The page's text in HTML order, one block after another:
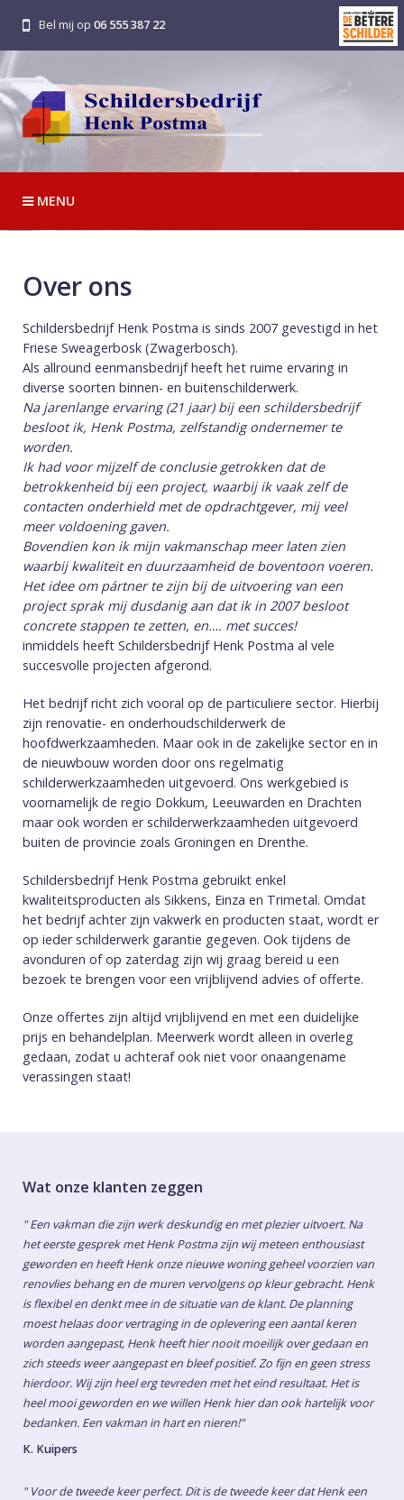
Bel mij op 06 555 387 22
MENU
Over ons
Schildersbedrijf Henk Postma is sinds 2007 gevestigd in het
Friese Sweagerbosk (Zwagerbosch).
Als allround eenmansbedrijf heeft het ruime ervaring in
diverse soorten binnen- en buitenschilderwerk.
Na jarenlange ervaring (21 jaar) bij een schildersbedrijf
besloot ik, Henk Postma, zelfstandig ondernemer te
worden.
Ik had voor mijzelf de conclusie getrokken dat de
betrokkenheid bij een project, waarbij ik vaak zelf de
contacten onderhield met de opdrachtgever, mij veel
meer voldoening gaven.
Bovendien kon ik mijn vakmanschap meer laten zien
waarbij kwaliteit en duurzaamheid de boventoon voeren.
Het idee om pártner te zijn bij de uitvoering van een
project sprak mij dusdanig aan dat ik in 2007 besloot
concrete stappen te zetten, en…. met succes!
inmiddels heeft Schildersbedrijf Henk Postma al vele
succesvolle projecten afgerond.
Het bedrijf richt zich vooral op de particuliere sector. Hierbij
zijn renovatie- en onderhoudschilderwerk de
hoofdwerkzaamheden. Maar ook in de zakelijke sector en in
de nieuwbouw worden door ons regelmatig
schilderwerkzaamheden uitgevoerd. Ons werkgebied is
voornamelijk de regio Dokkum, Leeuwarden en Drachten
maar ook worden er schilderwerkzaamheden uitgevoerd
buiten de provincie zoals Groningen en Drenthe.
Schildersbedrijf Henk Postma gebruikt enkel
kwaliteitsproducten als Sikkens, Einza en Trimetal. Omdat
het bedrijf achter zijn vakwerk en producten staat, wordt er
op ieder schilderwerk garantie gegeven. Ook tijdens de
avonduren of op zaterdag zijn wij graag bereid u een
bezoek te brengen voor een vrijblijvend advies of offerte.
Onze offertes zijn altijd vrijblijvend en met een duidelijke
prijs en behandelplan. Meerwerk wordt alleen in overleg
gedaan, zodat u achteraf ook niet voor onaangename
verassingen staat!
Wat onze klanten zeggen
" Een vakman die zijn werk deskundig en met plezier uitvoert. Na
het eerste gesprek met Henk Postma zijn wij meteen enthousiast
geworden en heeft Henk onze nieuwe woning geheel voorzien van
renovlies behang en de muren vervolgens op kleur gebracht. Henk
is flexibel en denkt mee in de situatie van de klant. De planning
moest helaas door vertraging in de oplevering een aantal keren
worden aangepast, Henk heeft hier nooit moeilijk over gedaan en
zich steeds weer aangepast en bleef positief. Zo fijn en geen stress
hierdoor. Wij zijn heel erg tevreden met het eind resultaat. Het is
heel mooi geworden en we willen Henk hier dan ook hartelijk voor
bedanken. Een vakman in hart en nieren!"
K. Kuipers
" Voor de tweede keer perfect. Dit is de tweede keer dat Henk een